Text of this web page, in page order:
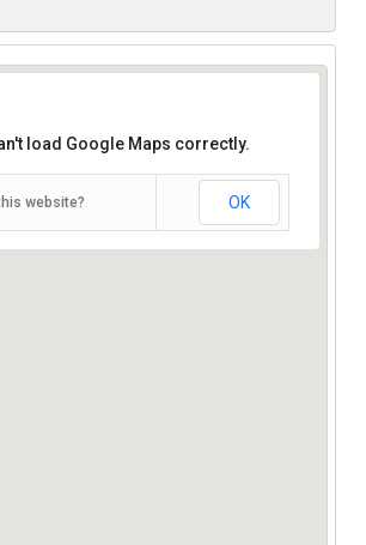
load Google Maps correctly.
website? OK